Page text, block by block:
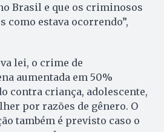
Brasil e que os criminosos
como estava ocorrendo”,
lei, o crime de
aumentada em 50%
contra criança, adolescente,
por razões de gênero. O
também é previsto caso o